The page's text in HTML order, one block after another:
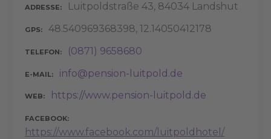
ADRESSE Luitpoldstraße 43, 84034 Landshut
GPS 48.540969368398, 12.14050412178
TELEFON (0871) 9658680
E-MAIL info@pension-luitpold.de
WEB https://www.pension-luitpold.de
FACEBOOK
https://www.facebook.com/luitpoldhotel/